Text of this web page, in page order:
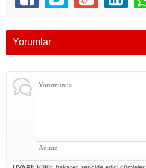
Yorumlar